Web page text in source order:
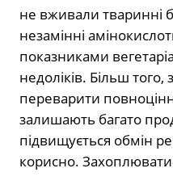
не вживали тваринні
незамінні
показниками
недоліків. Більш того,
переварити
залишають багато
підвищується обмін
корисно.